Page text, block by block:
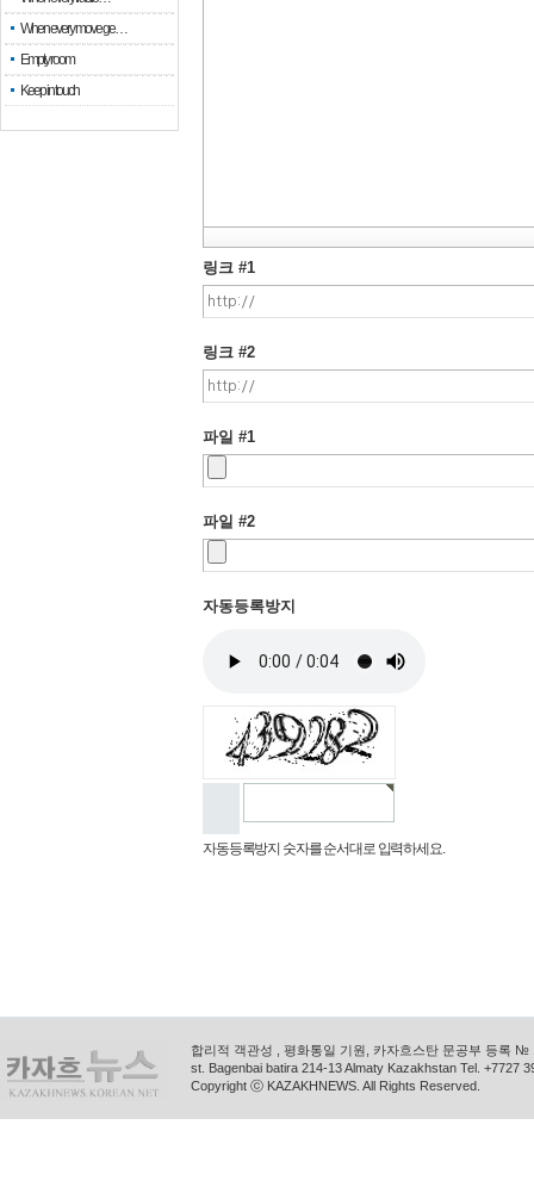
When every move ge…
Empty room
Keep in touch
링크 #1
링크 #2
파일 #1
파일 #2
자동등록방지
자동등록방지 숫자를 순서대로 입력하세요.
합리적 객관성 , 평화통일 기원, 카자흐스탄 문공부 등록
st. Bagenbai batira 214-13 Almaty Kazakhstan Tel. +7727
Copyright ⓒ KAZAKHNEWS. All Rights Reserved.